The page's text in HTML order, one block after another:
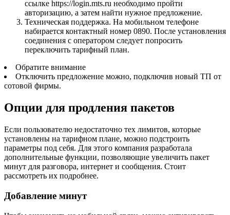
ссылке https://login.mts.ru необходимо пройти
авторизацию, а затем найти нужное предложение.
Техническая поддержка. На мобильном телефоне
набирается контактный номер 0890. После установления
соединения с оператором следует попросить
переключить тарифный план.
Обратите внимание
Отключить предложение можно, подключив новый ТП от
сотовой фирмы.
Опции для продления пакетов
Если пользователю недостаточно тех лимитов, которые
установлены на тарифном плане, можно подстроить
параметры под себя. Для этого компания разработала
дополнительные функции, позволяющие увеличить пакет
минут для разговора, интернет и сообщения. Стоит
рассмотреть их подробнее.
Добавление минут